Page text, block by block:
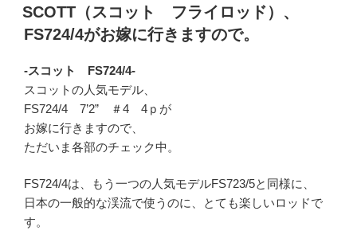
稿
日:
SCOTT（スコット フライロッド）、
FS724/4がお嫁に行きますので。
-スコット FS724/4-
スコットの人気モデル、
FS724/4 7’2” ＃4 4ｐが
お嫁に行きますので、
ただいま各部のチェック中。
FS724/4は、もう一つの人気モデルFS723/5と同様に、
日本の一般的な渓流で使うのに、とても楽しいロッドで
す。